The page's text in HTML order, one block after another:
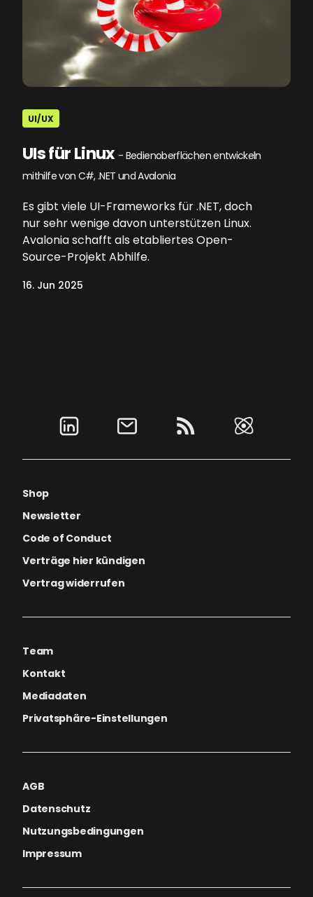
UI/UX
UIs für Linux - Bedienoberflächen entwickeln
mithilfe von C#, .NET und Avalonia
Es gibt viele UI-Frameworks für .NET, doch
nur sehr wenige davon unterstützen Linux.
Avalonia schafft als etabliertes Open-
Source-Projekt Abhilfe.
16. Jun 2025
Shop
Newsletter
Code of Conduct
Verträge hier kündigen
Vertrag widerrufen
Team
Kontakt
Mediadaten
Privatsphäre-Einstellungen
AGB
Datenschutz
Nutzungsbedingungen
Impressum